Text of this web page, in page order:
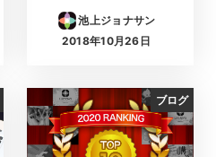
池上ジョナサン
投稿日
2018年10月26日
ブログ